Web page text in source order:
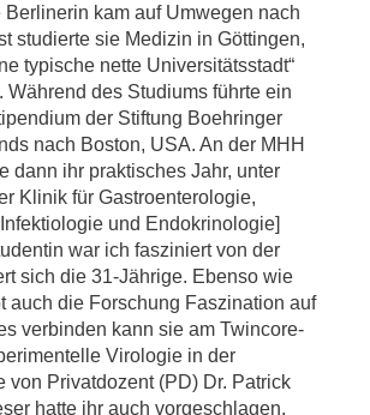
Berlinerin kam auf Umwegen nach
studierte sie Medizin in Göttingen,
typische nette Universitätsstadt“
Während des Studiums führte ein
der Stiftung Boehringer
nach Boston, USA. An der MHH
dann ihr praktisches Jahr, unter
Klinik für Gastroenterologie,
und Endokrinologie]
war ich fasziniert von der
sich die 31-Jährige. Ebenso wie
auch die Forschung Faszination auf
verbinden kann sie am Twincore-
Virologie in der
von Privatdozent (PD) Dr. Patrick
hatte ihr auch vorgeschlagen,